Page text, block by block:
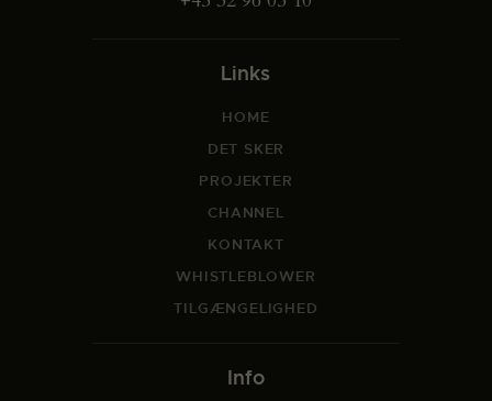
Links
HOME
DET SKER
PROJEKTER
CHANNEL
KONTAKT
WHISTLEBLOWER
TILGÆNGELIGHED
Info